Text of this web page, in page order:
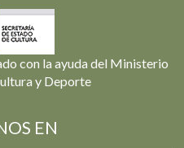
con la ayuda del Ministerio
y Deporte
EN